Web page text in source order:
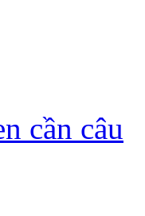
cần câu